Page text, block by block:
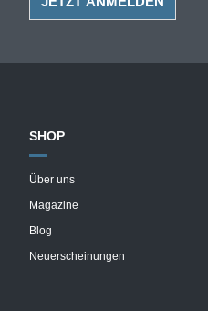
SHOP
Über uns
Magazine
Blog
Neuerscheinungen